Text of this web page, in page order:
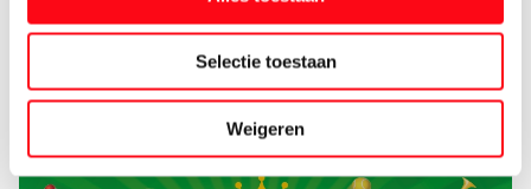
Selectie toestaan
Weigeren